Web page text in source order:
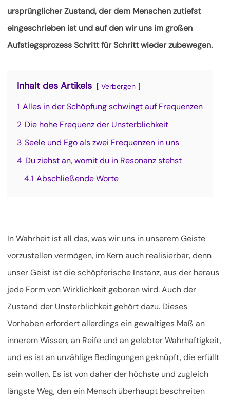
ursprünglicher Zustand, der dem Menschen zutiefst
eingeschrieben ist und auf den wir uns im großen
Aufstiegsprozess Schritt für Schritt wieder zubewegen.
Inhalt des Artikels Verbergen
1 Alles in der Schöpfung schwingt auf Frequenzen
2 Die hohe Frequenz der Unsterblichkeit
3 Seele und Ego als zwei Frequenzen in uns
4 Du ziehst an, womit du in Resonanz stehst
4.1 Abschließende Worte
In Wahrheit ist all das, was wir uns in unserem Geiste
vorzustellen vermögen, im Kern auch realisierbar, denn
unser Geist ist die schöpferische Instanz, aus der heraus
jede Form von Wirklichkeit geboren wird. Auch der
Zustand der Unsterblichkeit gehört dazu. Dieses
Vorhaben erfordert allerdings ein gewaltiges Maß an
innerem Wissen, an Reife und an gelebter Wahrhaftigkeit,
und es ist an unzählige Bedingungen geknüpft, die erfüllt
sein wollen. Es ist von daher der höchste und zugleich
längste Weg, den ein Mensch überhaupt beschreiten